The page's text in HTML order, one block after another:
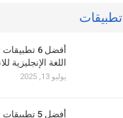
تطبيقات
أفضل 6
اللغة الإنجليزية
يوليو 13, 2025
أفضل 5